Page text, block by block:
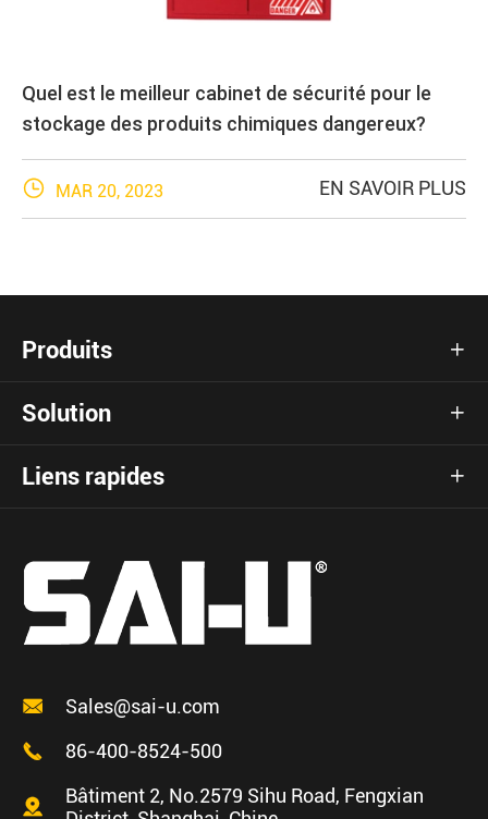
Quel est le meilleur cabinet de sécurité pour le
stockage des produits chimiques dangereux?
 MAR 20, 2023 EN SAVOIR PLUS
Produits 
Solution 
Liens rapides 

Sales@sai-u.com

86-400-8524-500

Bâtiment 2, No.2579 Sihu Road, Fengxian